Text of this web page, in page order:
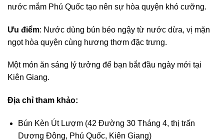
nước mắm Phú Quốc tạo nên sự hòa quyện khó cưỡng.
Ưu điểm: Nước dùng bún béo ngậy từ nước dừa, vị mặn
ngọt hòa quyện cùng hương thơm đặc trưng.
Một món ăn sáng lý tưởng để bạn bắt đầu ngày mới tại
Kiên Giang.
Địa chỉ tham khảo:
Bún Kèn Út Lượm (42 Đường 30 Tháng 4, thị trấn
Dương Đông, Phú Quốc, Kiên Giang)